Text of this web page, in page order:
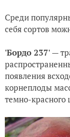
Среди
себя сортов
'Бордо 237'—
появления
корнеплоды
темно-красного